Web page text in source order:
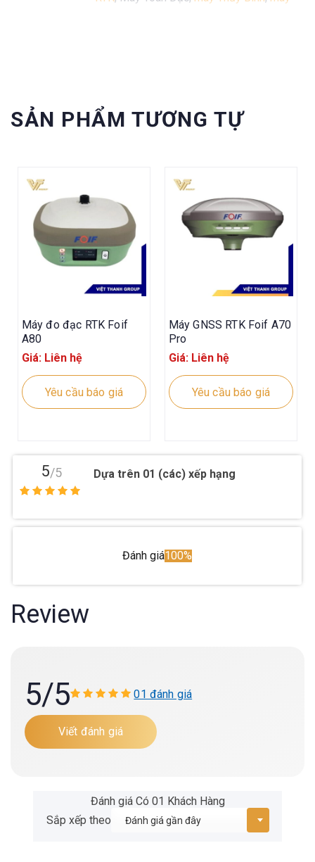
SẢN PHẨM TƯƠNG TỰ
Máy đo đạc RTK Foif
A80
Giá: Liên hệ
Yêu cầu báo giá
Máy GNSS RTK Foif A70
Pro
Giá: Liên hệ
Yêu cầu báo giá
5/5 Dựa trên 01 (các) xếp hạng
Đánh giá100%
Review
5/5 01 đánh giá
Viết đánh giá
Đánh giá Có 01 Khách Hàng
Sắp xếp theo